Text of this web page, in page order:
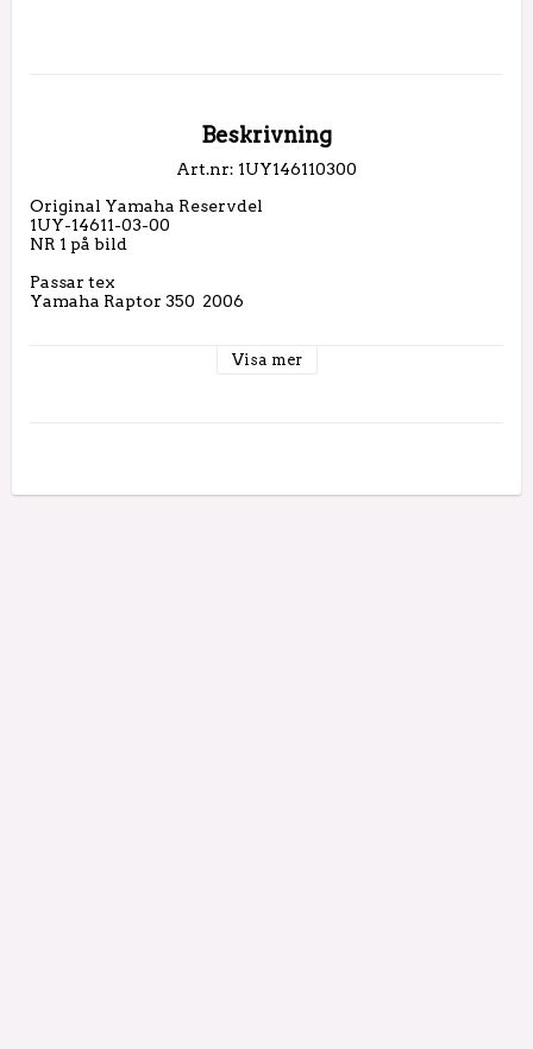
Beskrivning
Art.nr: 1UY146110300
Original Yamaha Reservdel
1UY-14611-03-00
NR 1 på bild
Passar tex
Yamaha Raptor 350  2006
Visa mer